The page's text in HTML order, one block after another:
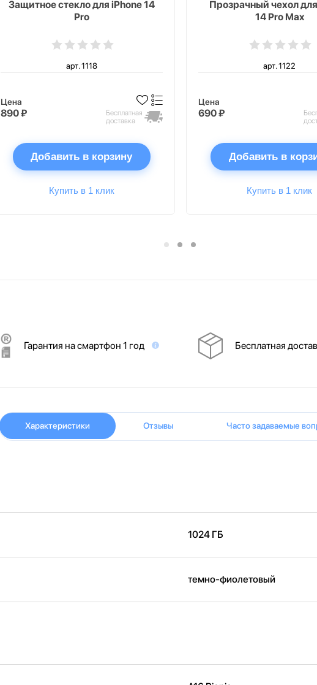
Защитное стекло для iPhone 14
Pro
арт. 1118
Цена
890 ₽
Бесплатная
доставка
Добавить в корзину
Купить в 1 клик
Прозрачный чехол
14 Pro Max
арт. 1122
Цена
690 ₽
Добавить в
Купить в 1 клик
Гарантия на смартфон 1 год Бесплатная
Характеристики Отзывы Часто задаваемые
1024 ГБ
темно-фиолетовый